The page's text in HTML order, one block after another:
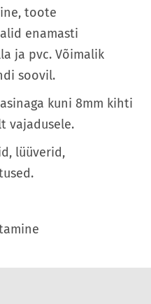
toote
enamasti
ja pvc. Võimalik
soovil.
kuni 8mm kihti
vajadusele.
lüüverid,